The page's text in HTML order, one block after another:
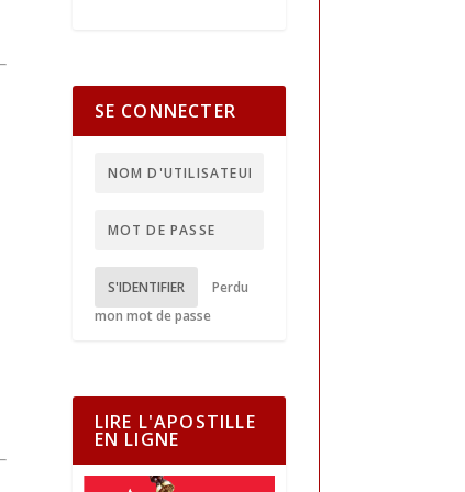
SE CONNECTER
S'IDENTIFIER
Perdu
mon mot de passe
LIRE L'APOSTILLE
EN LIGNE